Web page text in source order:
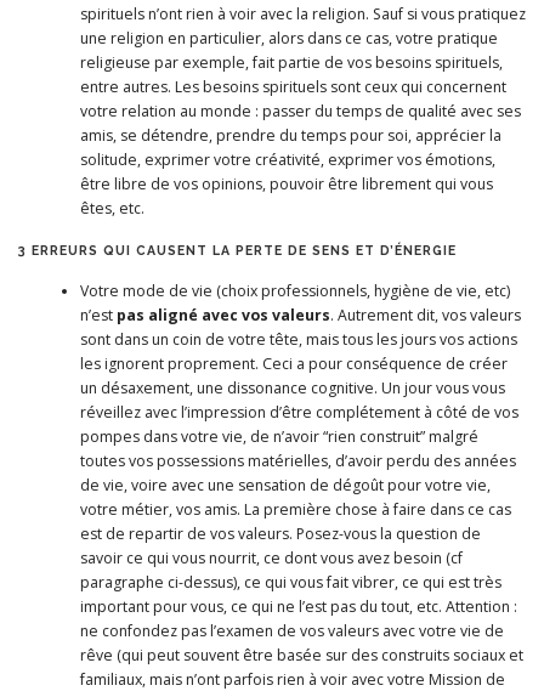
spirituels n’ont rien à voir avec la religion. Sauf si vous pratiquez
une religion en particulier, alors dans ce cas, votre pratique
religieuse par exemple, fait partie de vos besoins spirituels,
entre autres. Les besoins spirituels sont ceux qui concernent
votre relation au monde : passer du temps de qualité avec ses
amis, se détendre, prendre du temps pour soi, apprécier la
solitude, exprimer votre créativité, exprimer vos émotions,
être libre de vos opinions, pouvoir être librement qui vous
êtes, etc.
3 ERREURS QUI CAUSENT LA PERTE DE SENS ET D’ÉNERGIE
Votre mode de vie (choix professionnels, hygiène de vie, etc)
n’est pas aligné avec vos valeurs. Autrement dit, vos valeurs
sont dans un coin de votre tête, mais tous les jours vos actions
les ignorent proprement. Ceci a pour conséquence de créer
un désaxement, une dissonance cognitive. Un jour vous vous
réveillez avec l’impression d’être complétement à côté de vos
pompes dans votre vie, de n’avoir “rien construit” malgré
toutes vos possessions matérielles, d’avoir perdu des années
de vie, voire avec une sensation de dégoût pour votre vie,
votre métier, vos amis. La première chose à faire dans ce cas
est de repartir de vos valeurs. Posez-vous la question de
savoir ce qui vous nourrit, ce dont vous avez besoin (cf
paragraphe ci-dessus), ce qui vous fait vibrer, ce qui est très
important pour vous, ce qui ne l’est pas du tout, etc. Attention :
ne confondez pas l’examen de vos valeurs avec votre vie de
rêve (qui peut souvent être basée sur des construits sociaux et
familiaux, mais n’ont parfois rien à voir avec votre Mission de